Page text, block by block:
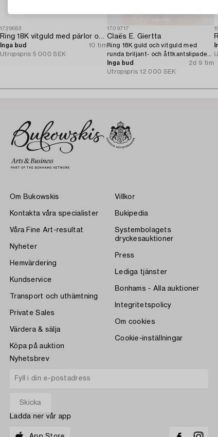
1729683
Ring 18K vitguld med pärlor och åttkantslipade diamanter.
Inga bud
10 tim
Utropspris 5 000 SEK
1709717
Claës E. Giertta
Ring 18K guld och vitguld med
runda briljant- och åttkantslipade
diamanter.
Inga bud
2d 9 tim
Utropspris 12 000 SEK
Om Bukowskis
Kontakta våra specialister
Våra Fine Art-resultat
Nyheter
Hemvärdering
Kundservice
Transport och uthämtning
Private Sales
Värdera & sälja
Köpa på auktion
Villkor
Bukipedia
Systembolagets
dryckesauktioner
Press
Lediga tjänster
Bonhams - Alla auktioner
Integritetspolicy
Om cookies
Cookie-inställningar
Nyhetsbrev
Ladda ner vår app